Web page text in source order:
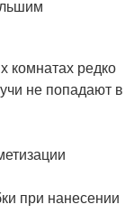
комнатах редко
не попадают в
при нанесении